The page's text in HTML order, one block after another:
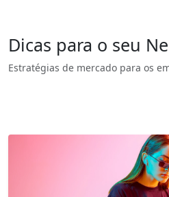
Dicas para o seu
Estratégias de mercado para os